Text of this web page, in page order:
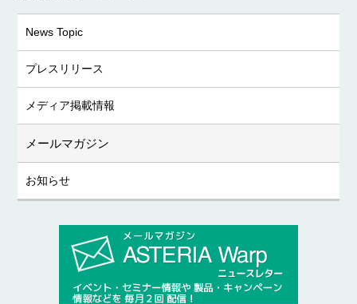
News Topic
プレスリリース
メディア掲載情報
メールマガジン
お知らせ